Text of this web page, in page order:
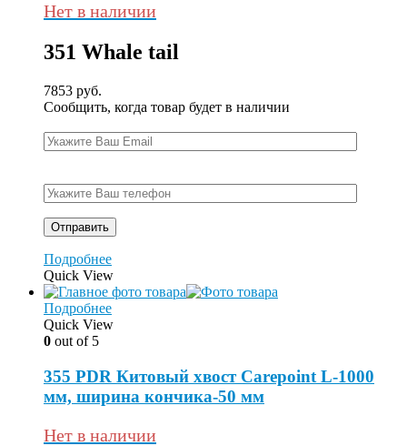
Нет в наличии
351 Whale tail
7853 руб.
Сообщить, когда товар будет в наличии
Подробнее
Quick View
Подробнее
Quick View
0 out of 5
355 PDR Китовый хвост Carepoint L-1000
мм, ширина кончика-50 мм
Нет в наличии